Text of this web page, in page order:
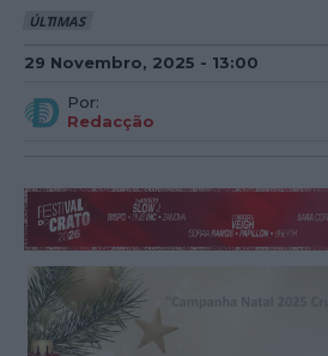
ÚLTIMAS
29 Novembro, 2025 - 13:00
Por:
Redacção